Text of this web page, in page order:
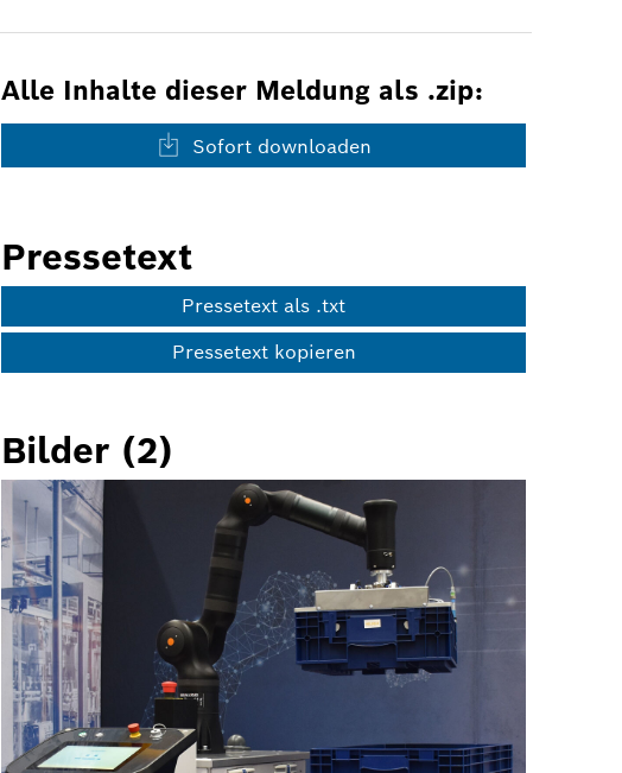
Alle Inhalte dieser Meldung als .zip:
Sofort downloaden
Pressetext
Pressetext als .txt
Pressetext kopieren
Bilder (2)